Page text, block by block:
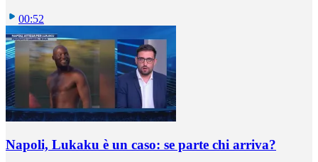
00:52
Napoli, Lukaku è un caso: se parte chi arriva?